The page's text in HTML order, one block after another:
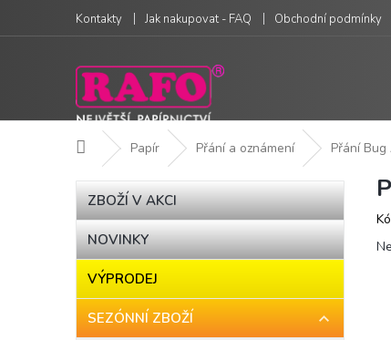
obsah
Kontakty Jak nakupovat - FAQ Obchodní podmínky
Domů Papír Přání a oznámení Přání
P
o
s
t
Přeskočit
kategorie
ZBOŽÍ V AKCI
NOVINKY
VÝPRODEJ
SEZÓNNÍ ZBOŽÍ